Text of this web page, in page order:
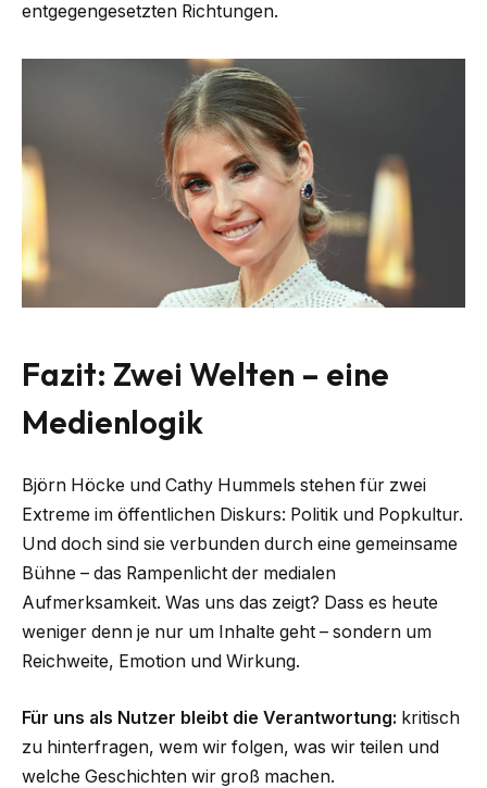
entgegengesetzten Richtungen.
Fazit: Zwei Welten – eine
Medienlogik
Björn Höcke und Cathy Hummels stehen für zwei
Extreme im öffentlichen Diskurs: Politik und Popkultur.
Und doch sind sie verbunden durch eine gemeinsame
Bühne – das Rampenlicht der medialen
Aufmerksamkeit. Was uns das zeigt? Dass es heute
weniger denn je nur um Inhalte geht – sondern um
Reichweite, Emotion und Wirkung.
Für uns als Nutzer bleibt die Verantwortung: kritisch
zu hinterfragen, wem wir folgen, was wir teilen und
welche Geschichten wir groß machen.